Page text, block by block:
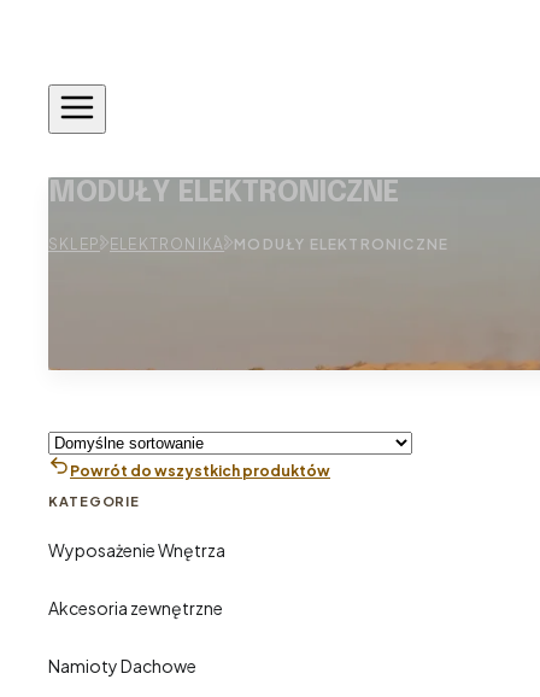
MODUŁY ELEKTRONICZNE
SKLEP ELEKTRONIKA MODUŁY ELEKTRONICZNE
Powrót do wszystkich produktów
KATEGORIE
Wyposażenie Wnętrza
Akcesoria zewnętrzne
Namioty Dachowe